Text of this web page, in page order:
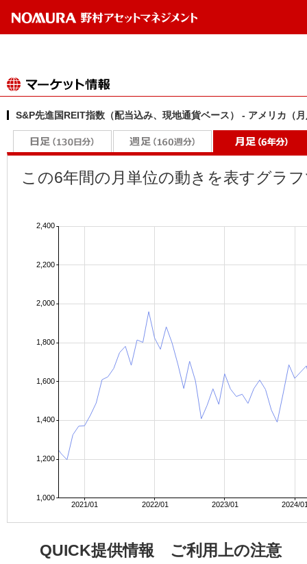
S&P先進国REIT指数（配当込み、現地通貨ベース） - アメリカ（